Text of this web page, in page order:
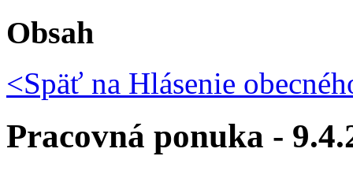
Obsah
<Späť na Hlásenie
Pracovná ponuka -